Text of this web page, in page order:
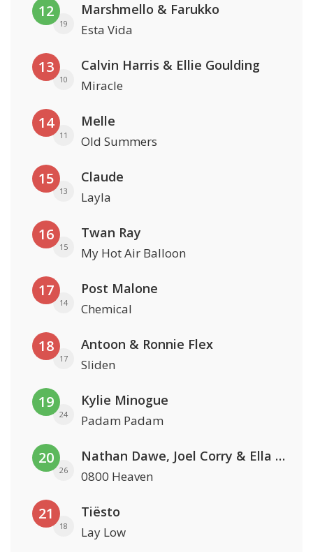
12
19
Marshmello & Farukko
Esta Vida
13
10
Calvin Harris & Ellie Goulding
Miracle
14
11
Melle
Old Summers
15
13
Claude
Layla
16
15
Twan Ray
My Hot Air Balloon
17
14
Post Malone
Chemical
18
17
Antoon & Ronnie Flex
Sliden
19
24
Kylie Minogue
Padam Padam
20
26
Nathan Dawe, Joel Corry & Ella Henderson
0800 Heaven
21
18
Tiësto
Lay Low